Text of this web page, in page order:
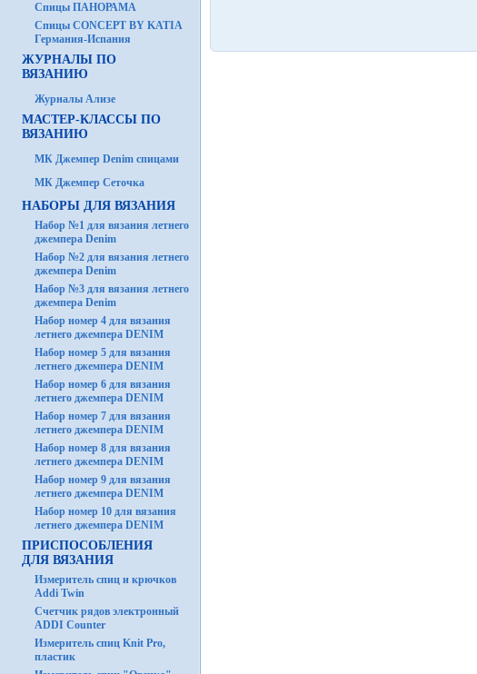
Спицы ПАНОРАМА
Спицы CONCEPT BY KATIA
Германия-Испания
ЖУРНАЛЫ ПО
ВЯЗАНИЮ
Журналы Ализе
МАСТЕР-КЛАССЫ ПО
ВЯЗАНИЮ
МК Джемпер Denim спицами
МК Джемпер Сеточка
НАБОРЫ ДЛЯ ВЯЗАНИЯ
Набор №1 для вязания летнего
джемпера Denim
Набор №2 для вязания летнего
джемпера Denim
Набор №3 для вязания летнего
джемпера Denim
Набор номер 4 для вязания
летнего джемпера DENIM
Набор номер 5 для вязания
летнего джемпера DENIM
Набор номер 6 для вязания
летнего джемпера DENIM
Набор номер 7 для вязания
летнего джемпера DENIM
Набор номер 8 для вязания
летнего джемпера DENIM
Набор номер 9 для вязания
летнего джемпера DENIM
Набор номер 10 для вязания
летнего джемпера DENIM
ПРИСПОСОБЛЕНИЯ
ДЛЯ ВЯЗАНИЯ
Измеритель спиц и крючков
Addi Twin
Счетчик рядов электронный
ADDI Counter
Измеритель спиц Knit Pro,
пластик